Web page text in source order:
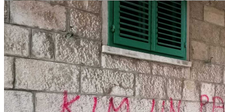
IMG-20221217-WA0003